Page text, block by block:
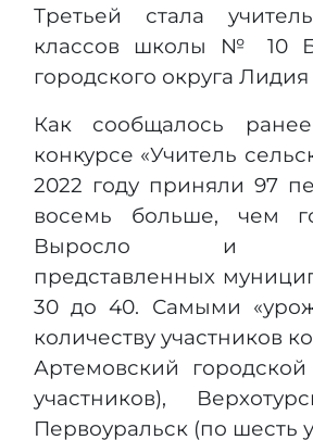
Третьей стала
классов школы № 10
городского округа
Как сообщалось
конкурсе «Учитель
2022 году приняли 97
восемь больше, чем
Выросло и
представленных
30 до 40. Самыми
количеству участников
Артемовский
участников),
Первоуральск (по шесть